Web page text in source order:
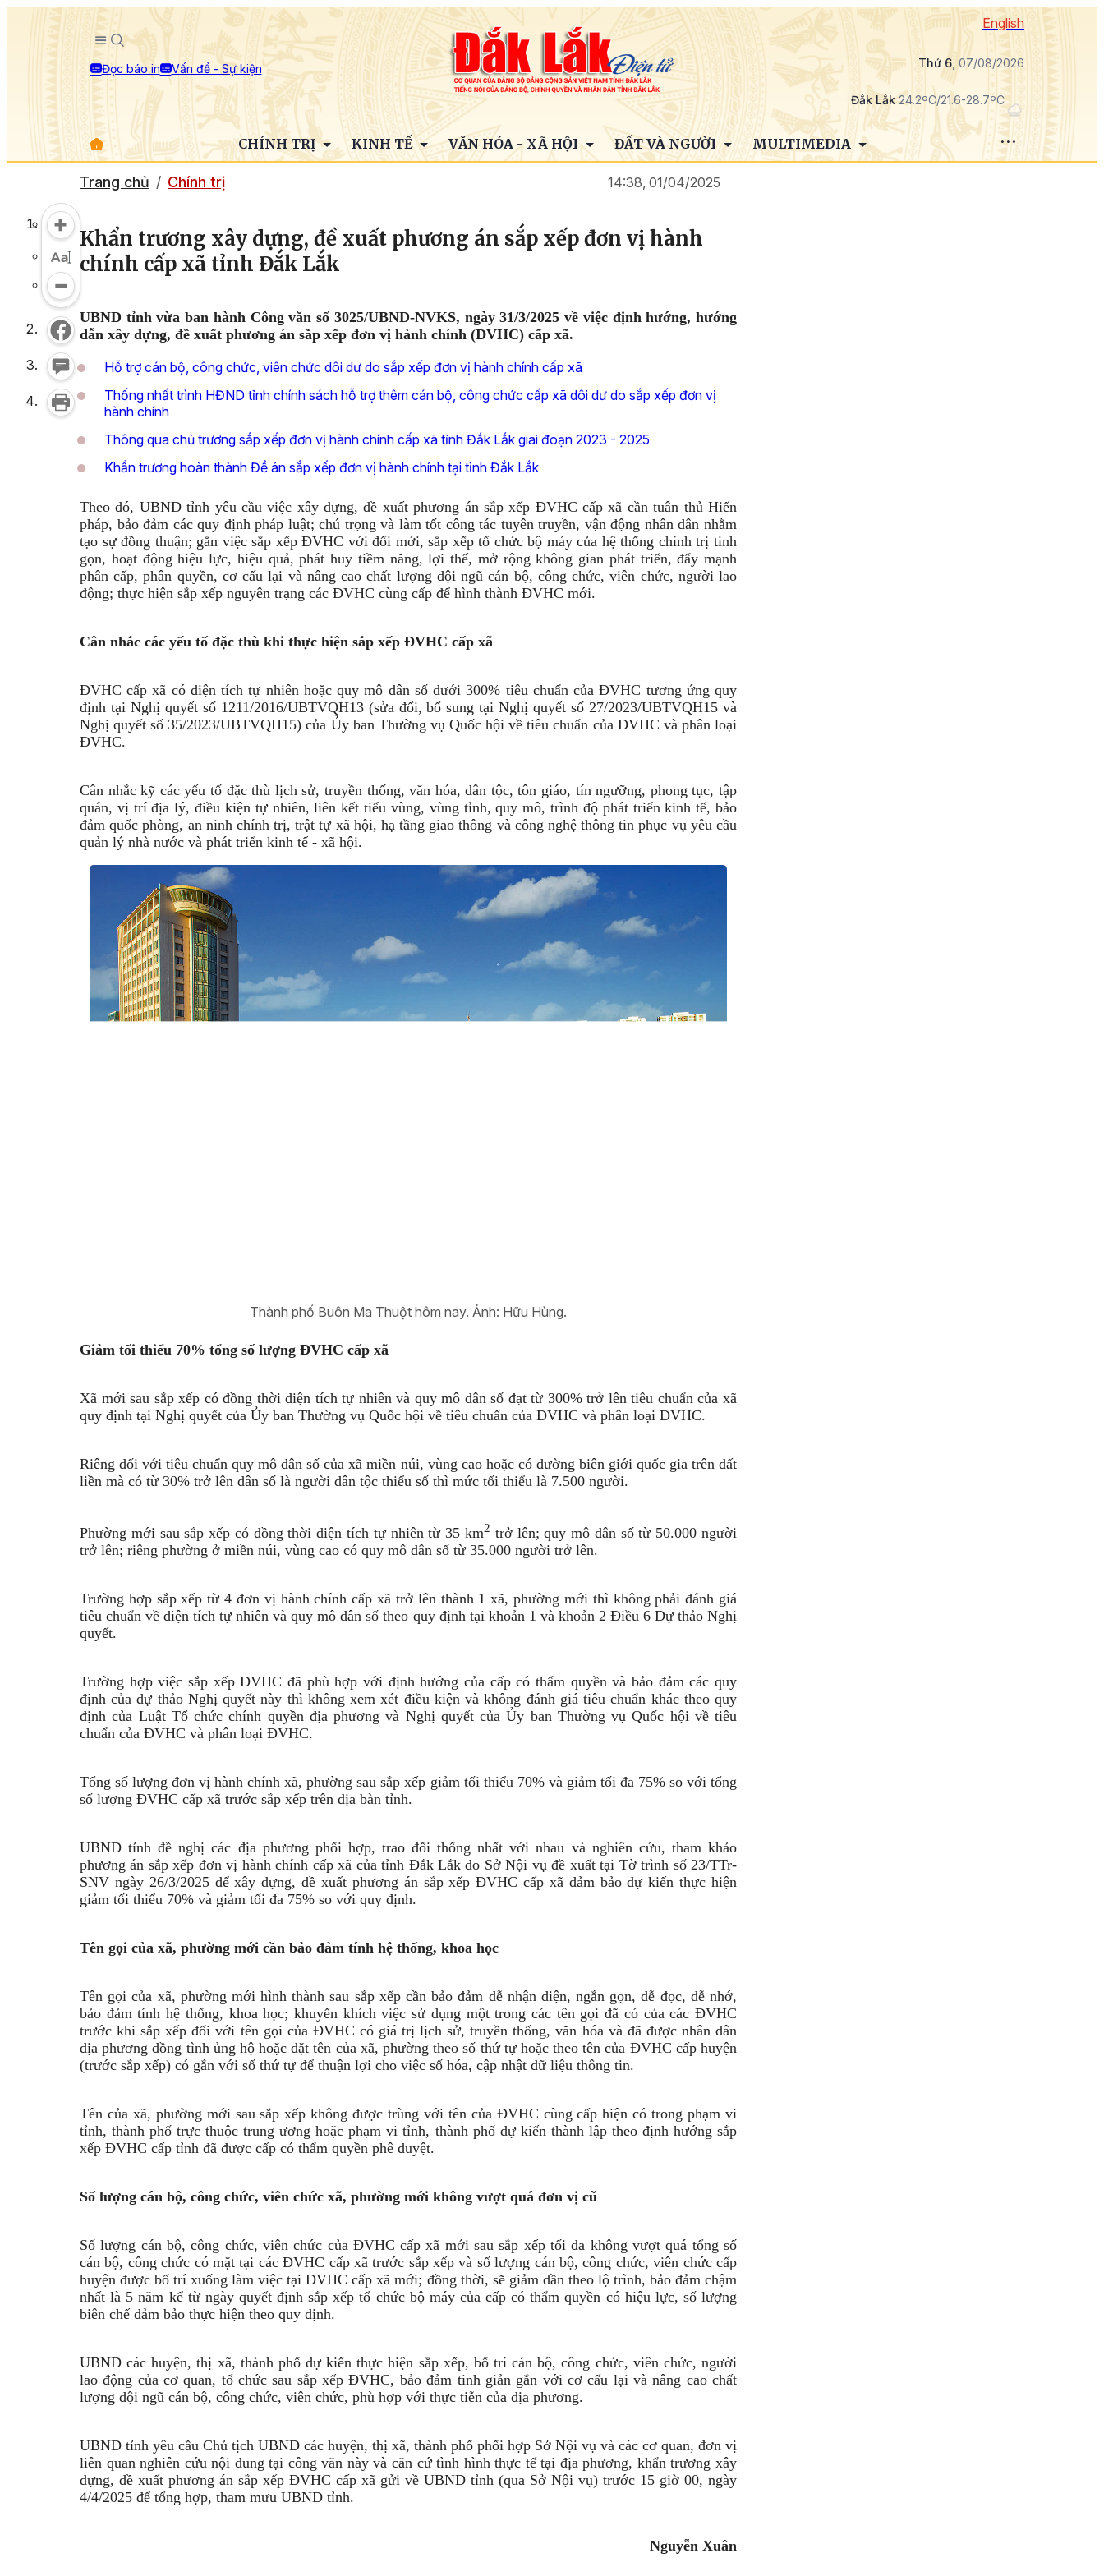
Đọc báo in Vấn đề - Sự kiện
English
Thứ 6, 07/08/2026
Đắk Lắk24.2ºC/21.6-28.7ºC
CHÍNH TRỊ KINH TẾ VĂN HÓA - XÃ HỘI ĐẤT VÀ NGƯỜI MULTIMEDIA
Trang chủ Chính trị 14:38, 01/04/2025
Khẩn trương xây dựng, đề xuất phương án sắp xếp đơn vị hành
chính cấp xã tỉnh Đắk Lắk
UBND tỉnh vừa ban hành Công văn số 3025/UBND-NVKS, ngày 31/3/2025 về việc định hướng, hướng
dẫn xây dựng, đề xuất phương án sắp xếp đơn vị hành chính (ĐVHC) cấp xã.
Hỗ trợ cán bộ, công chức, viên chức dôi dư do sắp xếp đơn vị hành chính cấp xã
Thống nhất trình HĐND tỉnh chính sách hỗ trợ thêm cán bộ, công chức cấp xã dôi dư do sắp xếp đơn vị
hành chính
Thông qua chủ trương sắp xếp đơn vị hành chính cấp xã tỉnh Đắk Lắk giai đoạn 2023 - 2025
Khẩn trương hoàn thành Đề án sắp xếp đơn vị hành chính tại tỉnh Đắk Lắk
Theo đó, UBND tỉnh yêu cầu việc xây dựng, đề xuất phương án sắp xếp ĐVHC cấp xã cần tuân thủ Hiến
pháp, bảo đảm các quy định pháp luật; chú trọng và làm tốt công tác tuyên truyền, vận động nhân dân nhằm
tạo sự đồng thuận; gắn việc sắp xếp ĐVHC với đổi mới, sắp xếp tổ chức bộ máy của hệ thống chính trị tinh
gọn, hoạt động hiệu lực, hiệu quả, phát huy tiềm năng, lợi thế, mở rộng không gian phát triển, đẩy mạnh
phân cấp, phân quyền, cơ cấu lại và nâng cao chất lượng đội ngũ cán bộ, công chức, viên chức, người lao
động; thực hiện sắp xếp nguyên trạng các ĐVHC cùng cấp để hình thành ĐVHC mới.
Cân nhắc các yếu tố đặc thù khi thực hiện sắp xếp ĐVHC cấp xã
ĐVHC cấp xã có diện tích tự nhiên hoặc quy mô dân số dưới 300% tiêu chuẩn của ĐVHC tương ứng quy
định tại Nghị quyết số 1211/2016/UBTVQH13 (sửa đổi, bổ sung tại Nghị quyết số 27/2023/UBTVQH15 và
Nghị quyết số 35/2023/UBTVQH15) của Ủy ban Thường vụ Quốc hội về tiêu chuẩn của ĐVHC và phân loại
ĐVHC.
Cân nhắc kỹ các yếu tố đặc thù lịch sử, truyền thống, văn hóa, dân tộc, tôn giáo, tín ngưỡng, phong tục, tập
quán, vị trí địa lý, điều kiện tự nhiên, liên kết tiểu vùng, vùng tỉnh, quy mô, trình độ phát triển kinh tế, bảo
đảm quốc phòng, an ninh chính trị, trật tự xã hội, hạ tầng giao thông và công nghệ thông tin phục vụ yêu cầu
quản lý nhà nước và phát triển kinh tế - xã hội.
Thành phố Buôn Ma Thuột hôm nay. Ảnh: Hữu Hùng.
Giảm tối thiểu 70% tổng số lượng ĐVHC cấp xã
Xã mới sau sắp xếp có đồng thời diện tích tự nhiên và quy mô dân số đạt từ 300% trở lên tiêu chuẩn của xã
quy định tại Nghị quyết của Ủy ban Thường vụ Quốc hội về tiêu chuẩn của ĐVHC và phân loại ĐVHC.
Riêng đối với tiêu chuẩn quy mô dân số của xã miền núi, vùng cao hoặc có đường biên giới quốc gia trên đất
liền mà có từ 30% trở lên dân số là người dân tộc thiểu số thì mức tối thiểu là 7.500 người.
Phường mới sau sắp xếp có đồng thời diện tích tự nhiên từ 35 km2 trở lên; quy mô dân số từ 50.000 người
trở lên; riêng phường ở miền núi, vùng cao có quy mô dân số từ 35.000 người trở lên.
Trường hợp sắp xếp từ 4 đơn vị hành chính cấp xã trở lên thành 1 xã, phường mới thì không phải đánh giá
tiêu chuẩn về diện tích tự nhiên và quy mô dân số theo quy định tại khoản 1 và khoản 2 Điều 6 Dự thảo Nghị
quyết.
Trường hợp việc sắp xếp ĐVHC đã phù hợp với định hướng của cấp có thẩm quyền và bảo đảm các quy
định của dự thảo Nghị quyết này thì không xem xét điều kiện và không đánh giá tiêu chuẩn khác theo quy
định của Luật Tổ chức chính quyền địa phương và Nghị quyết của Ủy ban Thường vụ Quốc hội về tiêu
chuẩn của ĐVHC và phân loại ĐVHC.
Tổng số lượng đơn vị hành chính xã, phường sau sắp xếp giảm tối thiểu 70% và giảm tối đa 75% so với tổng
số lượng ĐVHC cấp xã trước sắp xếp trên địa bàn tỉnh.
UBND tỉnh đề nghị các địa phương phối hợp, trao đổi thống nhất với nhau và nghiên cứu, tham khảo
phương án sắp xếp đơn vị hành chính cấp xã của tỉnh Đắk Lắk do Sở Nội vụ đề xuất tại Tờ trình số 23/TTr-
SNV ngày 26/3/2025 để xây dựng, đề xuất phương án sắp xếp ĐVHC cấp xã đảm bảo dự kiến thực hiện
giảm tối thiểu 70% và giảm tối đa 75% so với quy định.
Tên gọi của xã, phường mới cần bảo đảm tính hệ thống, khoa học
Tên gọi của xã, phường mới hình thành sau sắp xếp cần bảo đảm dễ nhận diện, ngắn gọn, dễ đọc, dễ nhớ,
bảo đảm tính hệ thống, khoa học; khuyến khích việc sử dụng một trong các tên gọi đã có của các ĐVHC
trước khi sắp xếp đối với tên gọi của ĐVHC có giá trị lịch sử, truyền thống, văn hóa và đã được nhân dân
địa phương đồng tình ủng hộ hoặc đặt tên của xã, phường theo số thứ tự hoặc theo tên của ĐVHC cấp huyện
(trước sắp xếp) có gắn với số thứ tự để thuận lợi cho việc số hóa, cập nhật dữ liệu thông tin.
Tên của xã, phường mới sau sắp xếp không được trùng với tên của ĐVHC cùng cấp hiện có trong phạm vi
tỉnh, thành phố trực thuộc trung ương hoặc phạm vi tỉnh, thành phố dự kiến thành lập theo định hướng sắp
xếp ĐVHC cấp tỉnh đã được cấp có thẩm quyền phê duyệt.
Số lượng cán bộ, công chức, viên chức xã, phường mới không vượt quá đơn vị cũ
Số lượng cán bộ, công chức, viên chức của ĐVHC cấp xã mới sau sắp xếp tối đa không vượt quá tổng số
cán bộ, công chức có mặt tại các ĐVHC cấp xã trước sắp xếp và số lượng cán bộ, công chức, viên chức cấp
huyện được bố trí xuống làm việc tại ĐVHC cấp xã mới; đồng thời, sẽ giảm dần theo lộ trình, bảo đảm chậm
nhất là 5 năm kể từ ngày quyết định sắp xếp tổ chức bộ máy của cấp có thẩm quyền có hiệu lực, số lượng
biên chế đảm bảo thực hiện theo quy định.
UBND các huyện, thị xã, thành phố dự kiến thực hiện sắp xếp, bố trí cán bộ, công chức, viên chức, người
lao động của cơ quan, tổ chức sau sắp xếp ĐVHC, bảo đảm tinh giản gắn với cơ cấu lại và nâng cao chất
lượng đội ngũ cán bộ, công chức, viên chức, phù hợp với thực tiễn của địa phương.
UBND tỉnh yêu cầu Chủ tịch UBND các huyện, thị xã, thành phố phối hợp Sở Nội vụ và các cơ quan, đơn vị
liên quan nghiên cứu nội dung tại công văn này và căn cứ tình hình thực tế tại địa phương, khẩn trương xây
dựng, đề xuất phương án sắp xếp ĐVHC cấp xã gửi về UBND tỉnh (qua Sở Nội vụ) trước 15 giờ 00, ngày
4/4/2025 để tổng hợp, tham mưu UBND tỉnh.
Nguyễn Xuân